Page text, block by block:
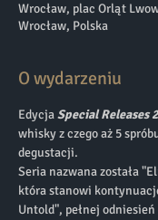
Wrocław, plac Orląt
Wrocław, Polska
O wydarzeniu
Edycja Special Releases
whisky z czego aż 5
degustacji.
Seria nazwana została
która stanowi
Untold", pełnej odniesień